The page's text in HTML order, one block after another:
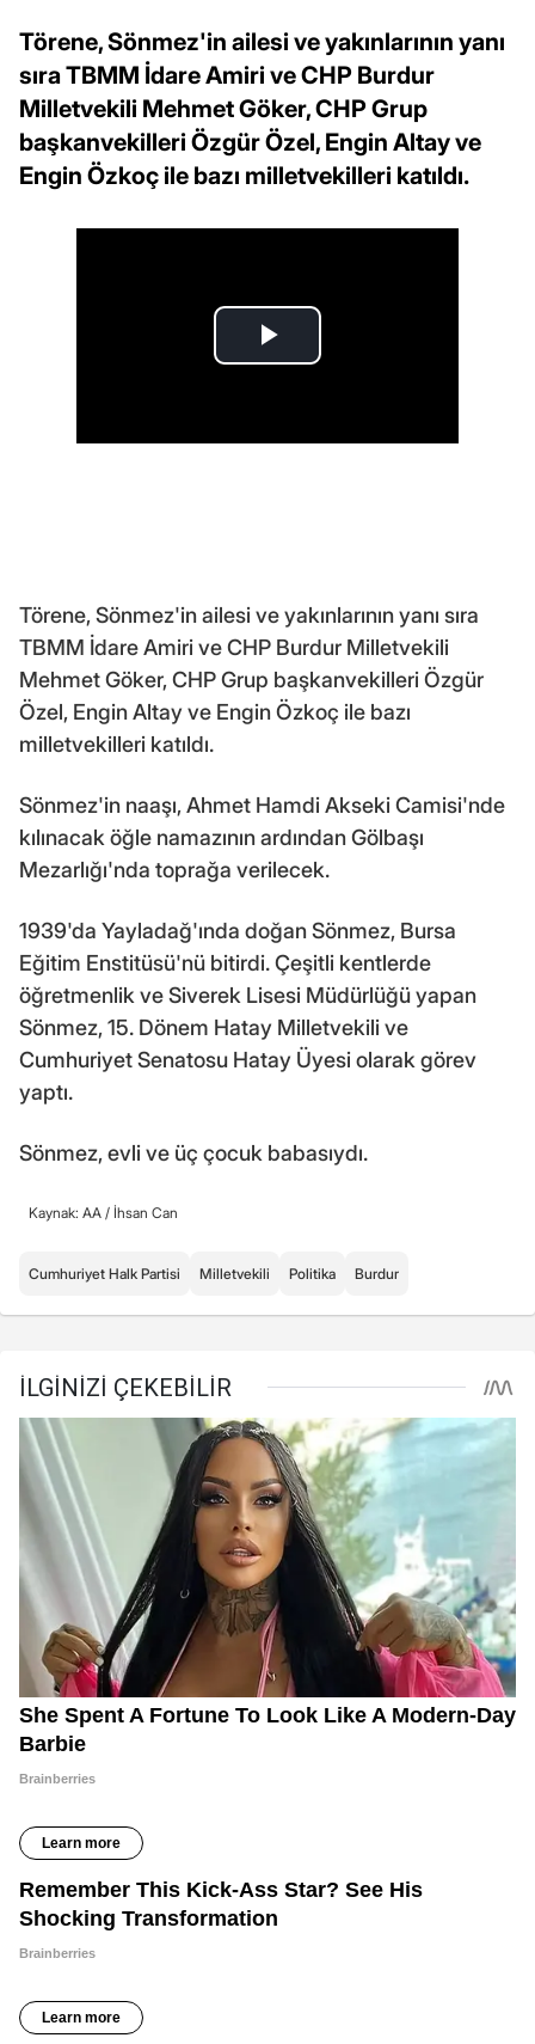
Törene, Sönmez'in ailesi ve yakınlarının yanı
sıra TBMM İdare Amiri ve CHP Burdur
Milletvekili Mehmet Göker, CHP Grup
başkanvekilleri Özgür Özel, Engin Altay ve
Engin Özkoç ile bazı milletvekilleri katıldı.
Törene, Sönmez'in ailesi ve yakınlarının yanı sıra
TBMM İdare Amiri ve CHP Burdur Milletvekili
Mehmet Göker, CHP Grup başkanvekilleri Özgür
Özel, Engin Altay ve Engin Özkoç ile bazı
milletvekilleri katıldı.
Sönmez'in naaşı, Ahmet Hamdi Akseki Camisi'nde
kılınacak öğle namazının ardından Gölbaşı
Mezarlığı'nda toprağa verilecek.
1939'da Yayladağ'ında doğan Sönmez, Bursa
Eğitim Enstitüsü'nü bitirdi. Çeşitli kentlerde
öğretmenlik ve Siverek Lisesi Müdürlüğü yapan
Sönmez, 15. Dönem Hatay Milletvekili ve
Cumhuriyet Senatosu Hatay Üyesi olarak görev
yaptı.
Sönmez, evli ve üç çocuk babasıydı.
Kaynak: AA / İhsan Can
Cumhuriyet Halk Partisi Milletvekili Politika Burdur